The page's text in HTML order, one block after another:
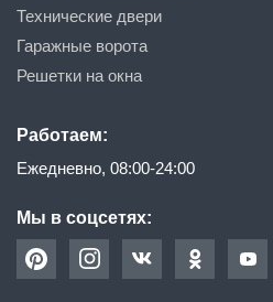
Технические двери
Гаражные ворота
Решетки на окна
Работаем:
Ежедневно, 08:00-24:00
Мы в соцсетях: